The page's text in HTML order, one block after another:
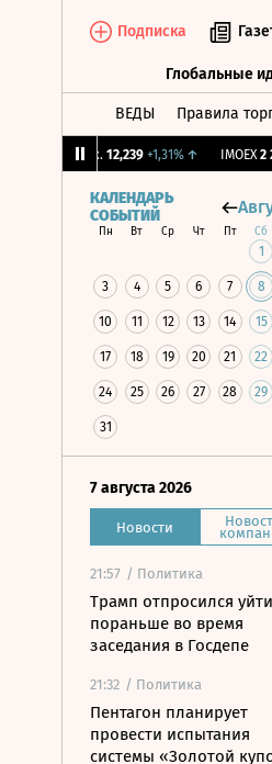
Подписка
Глобальные
ВЕДЫ Правила
12,239 +1,31%↑ IMOEX 2
КАЛЕНДАРЬ
СОБЫТИЙ
Пн Вт Ср Чт Пт Сб
1
3 4 5 6 7 8
10 11 12 13 14 15
17 18 19 20 21 22
24 25 26 27 28 29
31
7 августа 2026
Новости
21:57 / Политика
Трамп отпросился уйти
пораньше во время
заседания в Госдепе
21:32 / Политика
Пентагон планирует
провести испытания
системы «Золотой